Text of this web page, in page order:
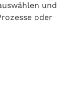
und
oder